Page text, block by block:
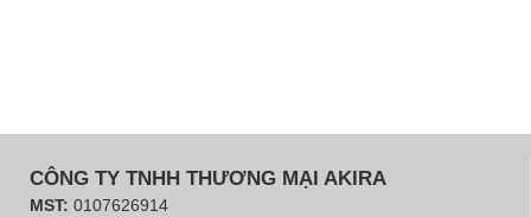
CÔNG TY TNHH THƯƠNG MẠI AKIRA
MST: 0107626914